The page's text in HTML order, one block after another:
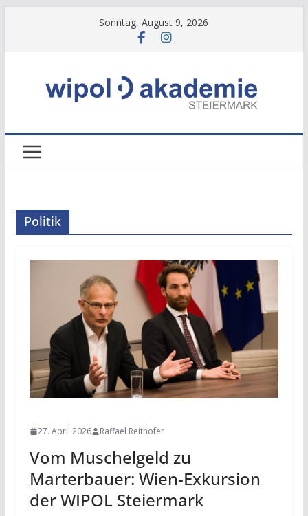
Sonntag, August 9, 2026
Politik
27. April 2026 Raffael Reithofer
Vom Muschelgeld zu
Marterbauer: Wien-Exkursion
der WIPOL Steiermark